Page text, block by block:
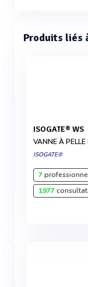
Produits liés
ISOGATE® WS
VANNE À
ISOGATE®
7
1977